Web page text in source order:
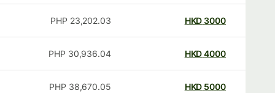
3000
HKD
23,202.03
PHP
4000
HKD
30,936.04
PHP
5000
HKD
38,670.05
PHP